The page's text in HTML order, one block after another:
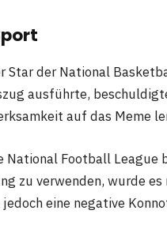
Star der National
ausführte,
auf das Meme
National Football League
zu verwenden, wurde
jedoch eine negative